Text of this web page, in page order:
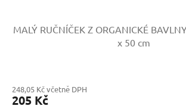
MALÝ RUČNÍČEK Z ORGANICKÉ
x 50 cm
248,05 Kč včetně DPH
205 Kč